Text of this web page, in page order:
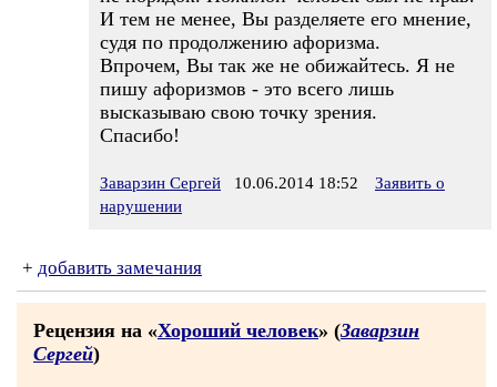
И тем не менее, Вы разделяете его мнение,
судя по продолжению афоризма.
Впрочем, Вы так же не обижайтесь. Я не
пишу афоризмов - это всего лишь
высказываю свою точку зрения.
Спасибо!
Заварзин Сергей 10.06.2014 18:52
Заявить о
нарушении
+ добавить замечания
Рецензия на «Хороший человек» (Заварзин
Сергей)